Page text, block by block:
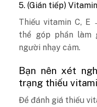
5. (Gián tiếp)
Thiếu vitamin C,
thể góp phần làm
người nhạy cảm.
Bạn nên xét
trạng thiếu
Để đánh giá thiếu